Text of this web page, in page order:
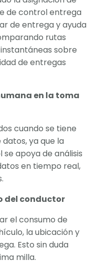
de control entrega
de entrega y ayuda
rutas
sobre
de entregas
en la toma
cuando se tiene
ya que la
apoya de análisis
en tiempo real,
del conductor
el consumo de
la ubicación y
Esto sin duda
milla.